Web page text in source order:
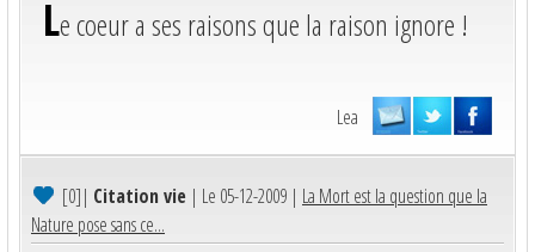
Le coeur a ses raisons que la raison ignore !
Lea
[0]| Citation vie | Le 05-12-2009 | La Mort est la question que la
Nature pose sans ce...